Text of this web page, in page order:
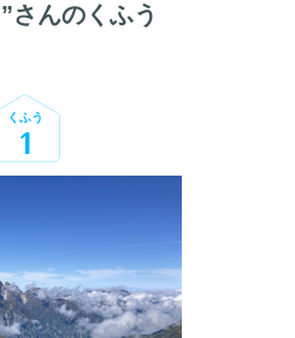
”さんのくふう
くふう
1